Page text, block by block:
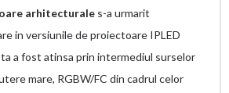
arhitecturale s-a urmarit
in versiunile de proiectoare IPLED
a fost atinsa prin intermediul surselor
mare, RGBW/FC din cadrul celor